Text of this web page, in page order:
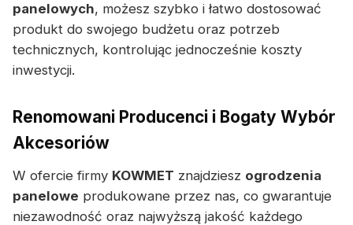
panelowych, możesz szybko i łatwo dostosować
produkt do swojego budżetu oraz potrzeb
technicznych, kontrolując jednocześnie koszty
inwestycji.
Renomowani Producenci i Bogaty Wybór
Akcesoriów
W ofercie firmy KOWMET znajdziesz ogrodzenia
panelowe produkowane przez nas, co gwarantuje
niezawodność oraz najwyższą jakość każdego